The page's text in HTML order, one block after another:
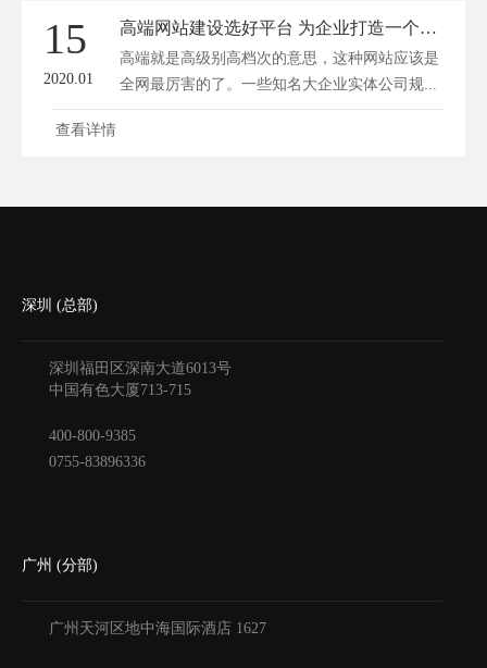
15
2020.01
高端网站建设选好平台 为企业打造一个高雅大气的网站
高端就是高级别高档次的意思，这种网站应该是
全网最厉害的了。一些知名大企业实体公司规...
查看详情
深圳 (总部)
深圳福田区深南大道6013号
中国有色大厦713-715
400-800-9385
0755-83896336
广州 (分部)
广州天河区地中海国际酒店 1627